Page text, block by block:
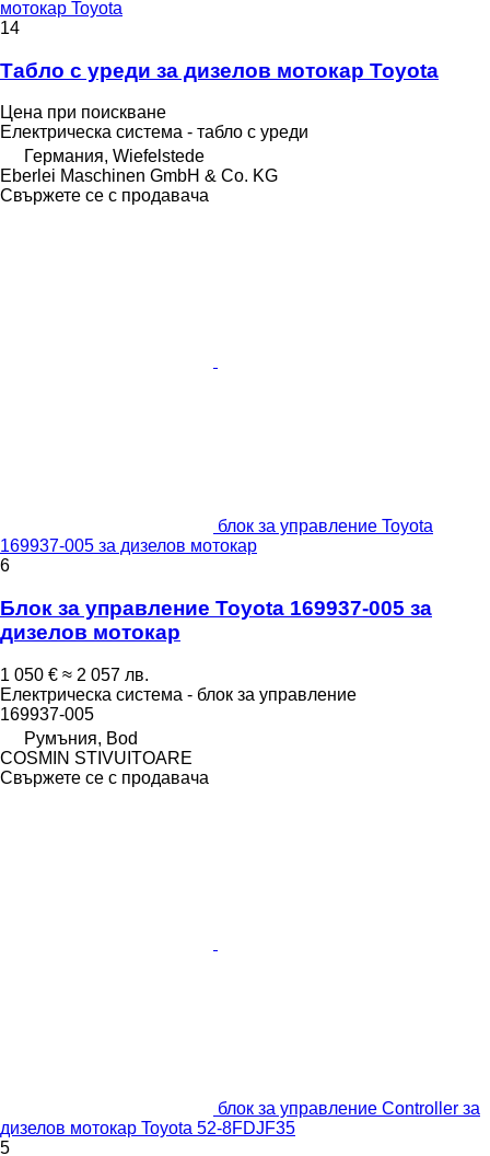
мотокар Toyota
14
Табло с уреди за дизелов мотокар Toyota
Цена при поискване
Електрическа система - табло с уреди
Германия, Wiefelstede
Eberlei Maschinen GmbH & Co. KG
Свържете се с продавача
блок за управление Toyota
169937-005 за дизелов мотокар
6
Блок за управление Toyota 169937-005 за
дизелов мотокар
1 050 € ≈ 2 057 лв.
Електрическа система - блок за управление
169937-005
Румъния, Bod
COSMIN STIVUITOARE
Свържете се с продавача
блок за управление Controller за
дизелов мотокар Toyota 52-8FDJF35
5